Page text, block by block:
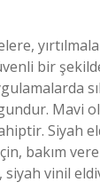
bir
Mavi
Siyah
bakım
siyah vinil